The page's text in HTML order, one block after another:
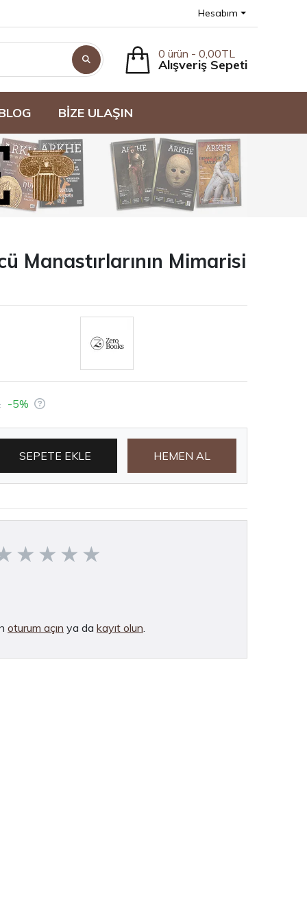
Hesabım
Alışveriş Sepeti
0 ürün - 0,00TL
BİZE ULAŞIN
Manastırlarının Mimarisi
-5%
SEPETE EKLE HEMEN AL
oturum açın ya da kayıt olun